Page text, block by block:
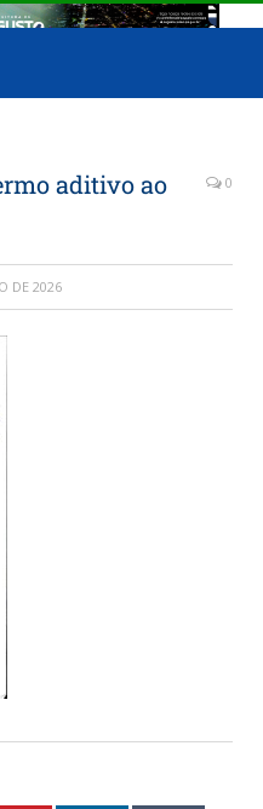
aditivo ao
0
DE 2026